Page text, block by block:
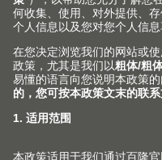
加工工具选择器
我们的每个产品都有其
向您展示哪些加工工具